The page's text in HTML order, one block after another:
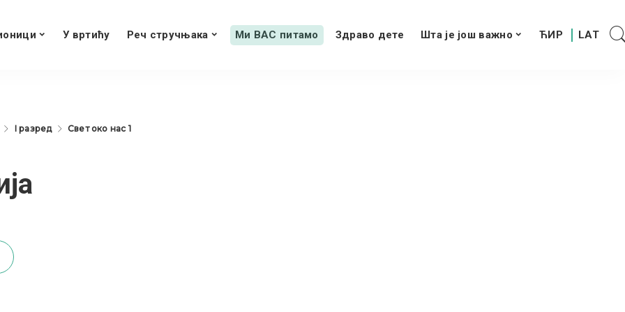
У вртићу Реч стручњака Ми ВАС питамо Здраво дете Шта је још важно
I разред Свет око нас 1